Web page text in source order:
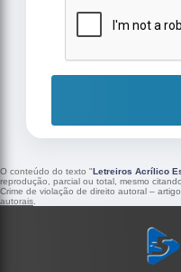
O conteúdo do texto "Letreiros Acrílico
reprodução, parcial ou total, mesmo
Crime de violação de direito autoral –
autorais